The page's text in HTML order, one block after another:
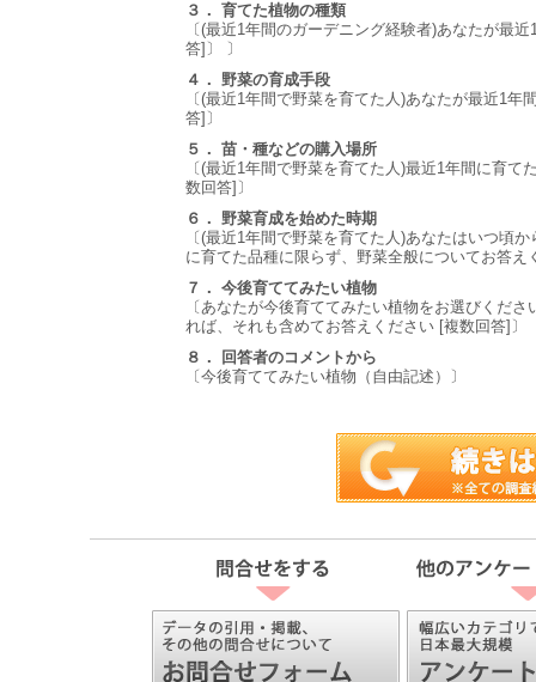
３． 育てた植物の種類
〔(最近1年間のガーデニング経験者)あなたが最
答]〕 〕
４． 野菜の育成手段
〔(最近1年間で野菜を育てた人)あなたが最近1
答]〕
５． 苗・種などの購入場所
〔(最近1年間で野菜を育てた人)最近1年間に育
数回答]〕
６． 野菜育成を始めた時期
〔(最近1年間で野菜を育てた人)あなたはいつ頃
に育てた品種に限らず、野菜全般についてお答え
７． 今後育ててみたい植物
〔あなたが今後育ててみたい植物をお選びくだ
れば、それも含めてお答えください [複数回答]〕
８． 回答者のコメントから
〔今後育ててみたい植物（自由記述）〕